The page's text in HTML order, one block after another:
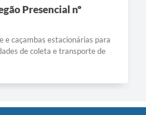
Presencial nº
e caçambas estacionárias para
de coleta e transporte de